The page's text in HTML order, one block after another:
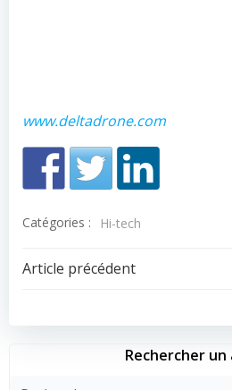
www.deltadrone.com
Catégories : Hi-tech
Navigation
de
l’article
Article précédent
Rechercher